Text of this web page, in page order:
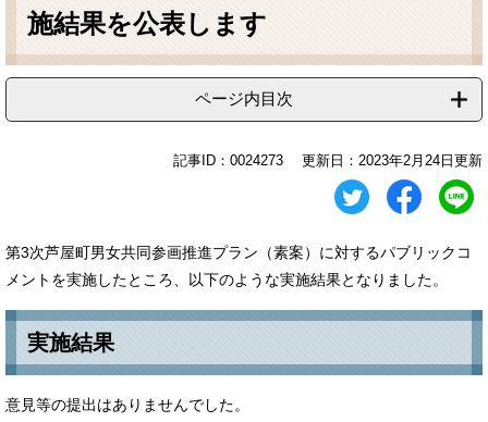
施結果を公表します
ページ内目次
記事ID：0024273 更新日：2023年2月24日更新
第3次芦屋町男女共同参画推進プラン（素案）に対するパブリックコ
メントを実施したところ、以下のような実施結果となりました。
実施結果
意見等の提出はありませんでした。